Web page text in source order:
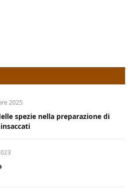
2025
spezie nella preparazione di